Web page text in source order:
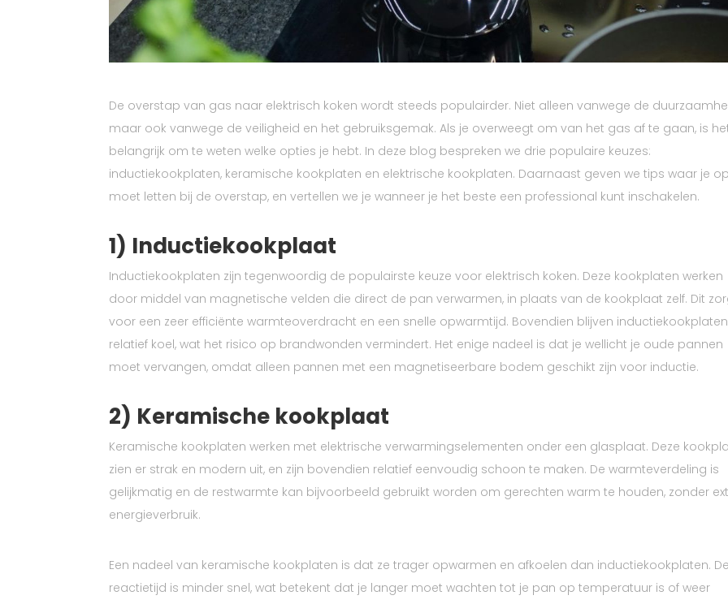
De overstap van gas naar elektrisch koken wordt steeds populairder. Niet alleen vanwege de
maar ook vanwege de veiligheid en het gebruiksgemak. Als je overweegt om van het gas af te gaan, is
belangrijk om te weten welke opties je hebt. In deze blog bespreken we drie populaire keuzes:
inductiekookplaten, keramische kookplaten en elektrische kookplaten. Daarnaast geven we tips waar je op
moet letten bij de overstap, en vertellen we je wanneer je het beste een professional kunt inschakelen.
1) Inductiekookplaat
Inductiekookplaten zijn tegenwoordig de populairste keuze voor elektrisch koken. Deze kookplaten werken
door middel van magnetische velden die direct de pan verwarmen, in plaats van de kookplaat zelf. Dit
voor een zeer efficiënte warmteoverdracht en een snelle opwarmtijd. Bovendien blijven inductiekookplaten
relatief koel, wat het risico op brandwonden vermindert. Het enige nadeel is dat je wellicht je oude pannen
moet vervangen, omdat alleen pannen met een magnetiseerbare bodem geschikt zijn voor inductie.
2) Keramische kookplaat
Keramische kookplaten werken met elektrische verwarmingselementen onder een glasplaat. Deze
zien er strak en modern uit, en zijn bovendien relatief eenvoudig schoon te maken. De warmteverdeling is
gelijkmatig en de restwarmte kan bijvoorbeeld gebruikt worden om gerechten warm te houden, zonder
energieverbruik.
Een nadeel van keramische kookplaten is dat ze trager opwarmen en afkoelen dan inductiekookplaten. De
reactietijd is minder snel, wat betekent dat je langer moet wachten tot je pan op temperatuur is of weer